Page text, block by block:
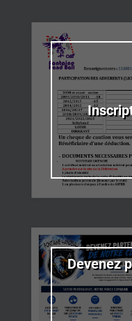
Devenez